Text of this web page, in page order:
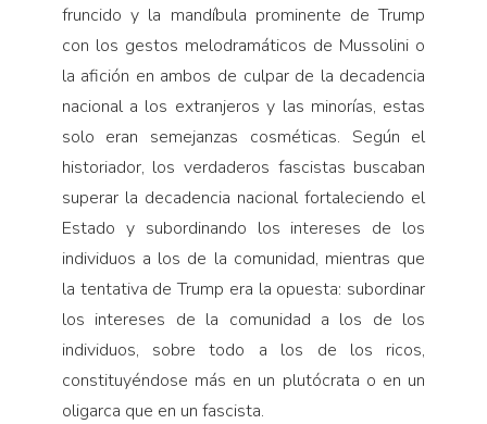
fruncido y la mandíbula prominente de Trump
con los gestos melodramáticos de Mussolini o
la afición en ambos de culpar de la decadencia
nacional a los extranjeros y las minorías, estas
solo eran semejanzas cosméticas. Según el
historiador, los verdaderos fascistas buscaban
superar la decadencia nacional fortaleciendo el
Estado y subordinando los intereses de los
individuos a los de la comunidad, mientras que
la tentativa de Trump era la opuesta: subordinar
los intereses de la comunidad a los de los
individuos, sobre todo a los de los ricos,
constituyéndose más en un plutócrata o en un
oligarca que en un fascista.